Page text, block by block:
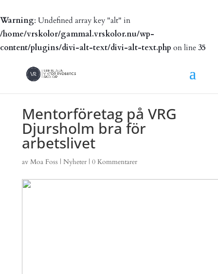
Warning: Undefined array key "alt" in
/home/vrskolor/gammal.vrskolor.nu/wp-
content/plugins/divi-alt-text/divi-alt-text.php on line35
Mentorföretag på VRG
Djursholm bra för
arbetslivet
av Moa Foss | Nyheter| 0 Kommentarer